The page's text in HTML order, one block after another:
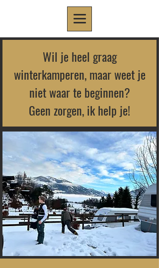
Wil je heel graag
winterkamperen, maar weet je
niet waar te beginnen?
Geen zorgen, ik help je!